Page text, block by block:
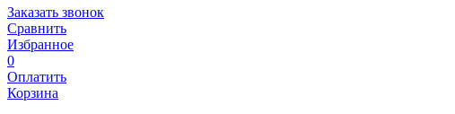
Заказать звонок
Сравнить
Избранное
0
Оплатить
Корзина